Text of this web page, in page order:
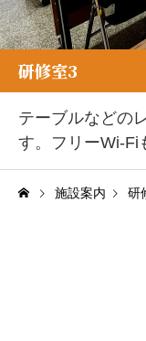
研修室2
研修室1（料理室）
文化教養室（工作室）
和室
軽運動室
研修室3
テーブルなどの
す。フリーWi-Fi
施設案内 研